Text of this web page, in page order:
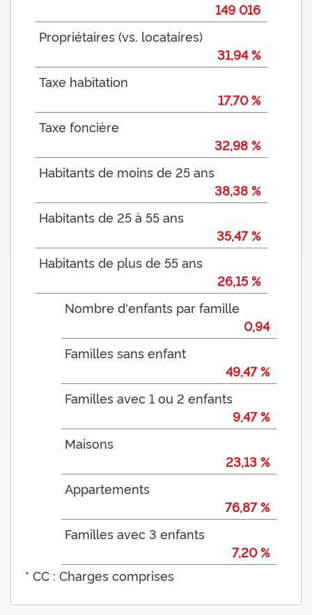
149 016
Propriétaires (vs. locataires)
31,94 %
Taxe habitation
17,70 %
Taxe foncière
32,98 %
Habitants de moins de 25 ans
38,38 %
Habitants de 25 à 55 ans
35,47 %
Habitants de plus de 55 ans
26,15 %
Nombre d'enfants par famille
0,94
Familles sans enfant
49,47 %
Familles avec 1 ou 2 enfants
9,47 %
Maisons
23,13 %
Appartements
76,87 %
Familles avec 3 enfants
7,20 %
* CC : Charges comprises